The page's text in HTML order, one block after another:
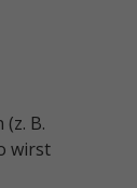
B.
wirst